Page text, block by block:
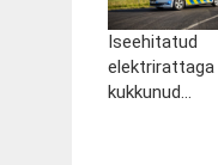
Iseehitatud
elektrirattaga
kukkunud...